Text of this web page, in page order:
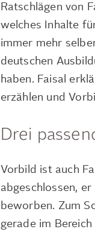
Ratschlägen von
welches Inhalte
immer mehr
deutschen
haben. Faisal
erzählen und
Drei
Vorbild ist auch
abgeschlossen,
beworben. Zum
gerade im